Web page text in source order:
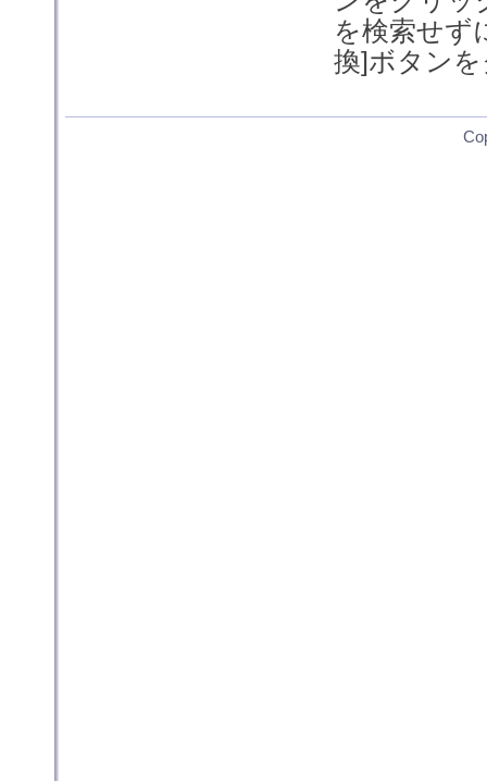
を検索せず
換]ボタン